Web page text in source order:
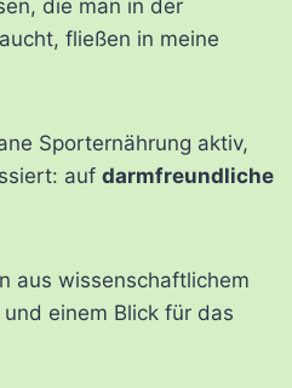
die man in der
fließen in meine
Sporternährung aktiv,
auf darmfreundliche
aus wissenschaftlichem
einem Blick für das